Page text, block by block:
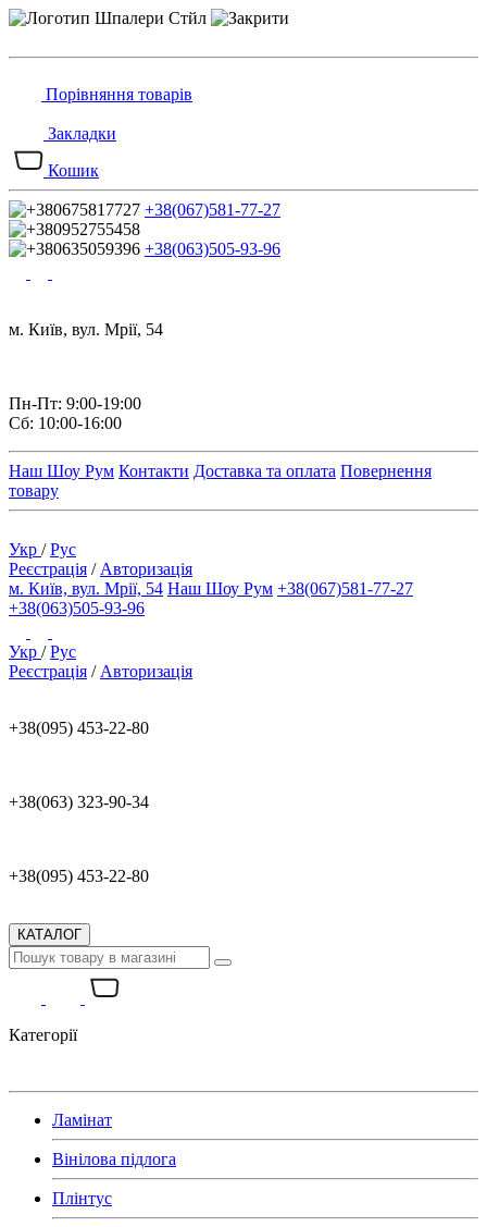
Порівняння товарів
Закладки
Кошик
+38(067)581-77-27
+38(063)505-93-96
м. Київ, вул. Мрії, 54
Пн-Пт: 9:00-19:00
Сб: 10:00-16:00
Наш Шоу Рум Контакти Доставка та оплата Повернення
товару
Укр /Рус
Реєстрація / Авторизація
м. Київ, вул. Мрії, 54 Наш Шоу Рум +38(067)581-77-27
+38(063)505-93-96
Укр /Рус
Реєстрація / Авторизація
+38(095) 453-22-80
+38(063) 323-90-34
+38(095) 453-22-80
КАТАЛОГ
Категорії
Ламінат
Вінілова підлога
Плінтус